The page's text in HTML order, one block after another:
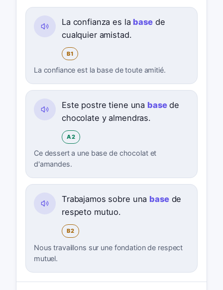
La confianza es la basede
cualquier amistad.
B1
La confiance est la base de toute amitié.
Este postre tiene una basede
chocolate y almendras.
A2
Ce dessert a une base de chocolat et
d'amandes.
Trabajamos sobre una basede
respeto mutuo.
B2
Nous travaillons sur une fondation de respect
mutuel.